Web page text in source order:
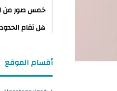
خمس صور من
هل تقام
أقسام الموقع